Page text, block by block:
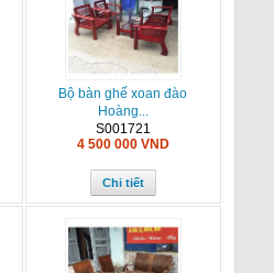
Bộ bàn ghế xoan đào
Hoàng...
S001721
4 500 000 VND
Chi tiết